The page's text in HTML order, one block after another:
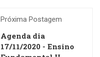
Próxima Postagem
Agenda dia
17/11/2020 - Ensino